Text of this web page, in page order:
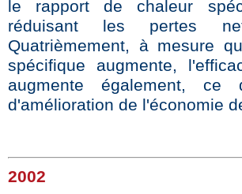
le rapport de chaleur
réduisant les pertes
Quatrièmement, à mesure
spécifique augmente,
augmente également,
d'amélioration de l'économie
2002